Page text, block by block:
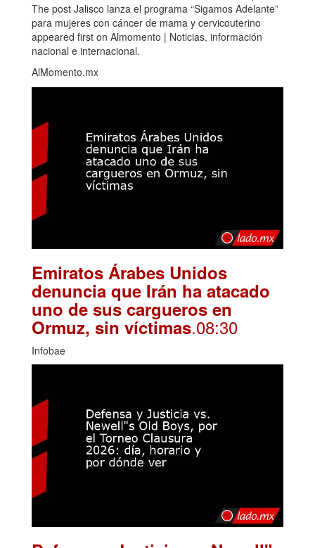
The post Jalisco lanza el programa “Sigamos Adelante”
para mujeres con cáncer de mama y cervicouterino
appeared first on Almomento | Noticias, información
nacional e internacional.
AlMomento.mx
Emiratos Árabes Unidos
denuncia que Irán ha atacado
uno de sus cargueros en
Ormuz, sin víctimas.08:30
Infobae